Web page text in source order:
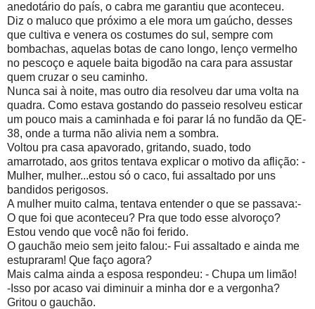
anedotário do país, o cabra me garantiu que aconteceu.
Diz o maluco que próximo a ele mora um gaúcho, desses
que cultiva e venera os costumes do sul, sempre com
bombachas, aquelas botas de cano longo, lenço vermelho
no pescoço e aquele baita bigodão na cara para assustar
quem cruzar o seu caminho.
Nunca sai à noite, mas outro dia resolveu dar uma volta na
quadra. Como estava gostando do passeio resolveu esticar
um pouco mais a caminhada e foi parar lá no fundão da QE-
38, onde a turma não alivia nem a sombra.
Voltou pra casa apavorado, gritando, suado, todo
amarrotado, aos gritos tentava explicar o motivo da aflição: -
Mulher, mulher...estou só o caco, fui assaltado por uns
bandidos perigosos.
A mulher muito calma, tentava entender o que se passava:-
O que foi que aconteceu? Pra que todo esse alvoroço?
Estou vendo que você não foi ferido.
O gauchão meio sem jeito falou:- Fui assaltado e ainda me
estupraram! Que faço agora?
Mais calma ainda a esposa respondeu: - Chupa um limão!
-Isso por acaso vai diminuir a minha dor e a vergonha?
Gritou o gauchão.